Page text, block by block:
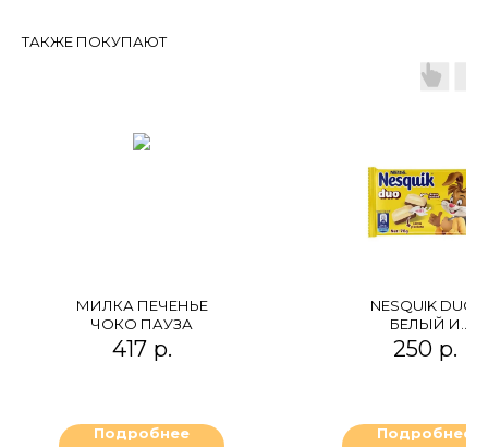
ТАКЖЕ ПОКУПАЮТ
МИЛКА ПЕЧЕНЬЕ
ЧОКО ПАУЗА
417 р.
Подробнее
NESQUIK DUO,
БЕЛЫЙ И
МОЛОЧНЫЙ
ШОКОЛАД
250 р.
Подробнее